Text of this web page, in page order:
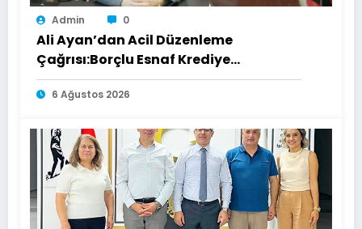
Admin 0
Ali Ayan’dan Acil Düzenleme
Çağrısı:Borçlu Esnaf Krediye
Ulaşamıyor
6 Ağustos 2026